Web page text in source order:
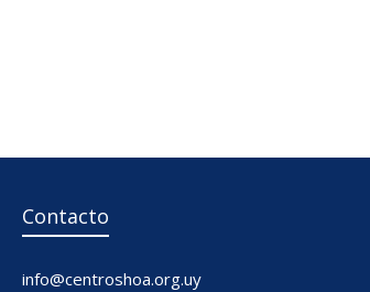
Contacto
info@centroshoa.org.uy